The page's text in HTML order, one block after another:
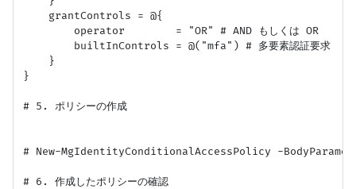
    grantControls = @{
        operator        = "OR" # AND もしくは OR
        builtInControls = @("mfa") # 多要素認証要求
    }
}
# 5. ポリシーの作成
# New-MgIdentityConditionalAccessPolicy -
# 6. 作成したポリシーの確認